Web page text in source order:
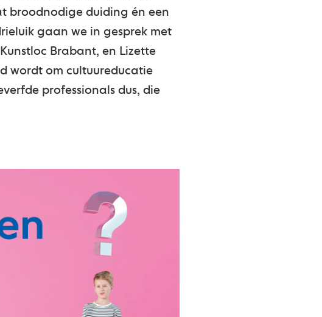
broodnodige duiding én een
gaan we in gesprek met
Brabant, en Lizette
wordt om cultuureducatie
professionals dus, die